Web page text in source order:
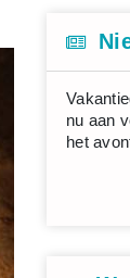
nu aan
het